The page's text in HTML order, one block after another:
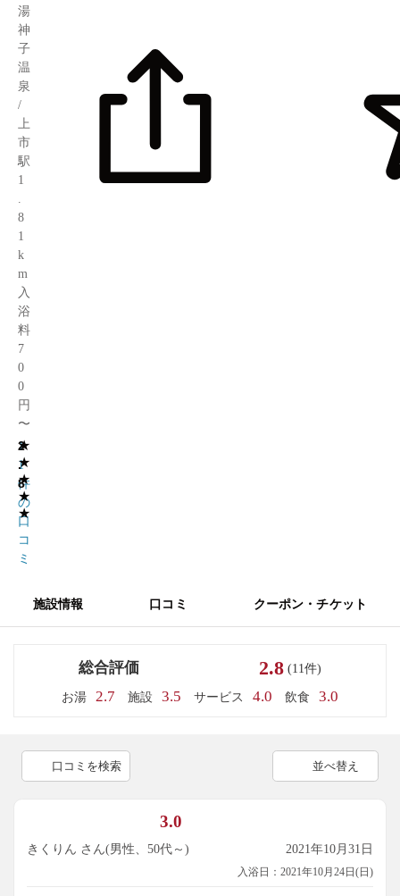
湯
神
子
温
泉
/
上
市
駅
1
8
1
k
m
入
浴
料
7
0
0
円
〜
★
★
★
★
★
2
.
8
1
1
件
の
口
コ
ミ
施設情報 口コミ クーポン・チケット
総合評価 2.8 (11件)
お湯 2.7 施設 3.5 サービス 4.0 飲食 3.0
口コミを検索 並べ替え
3.0
きくりん さん(男性、50代～) 2021年10月31日
入浴日：2021年10月24日(日)